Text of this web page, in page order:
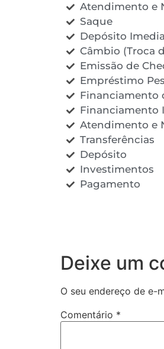
Atendimento e
Saque
Depósito
Câmbio (Troca
Emissão de
Empréstimo
Financiamento
Financiamento
Atendimento e
Transferências
Depósito
Investimentos
Pagamento
Deixe um
O seu endereço de e-
Comentário *